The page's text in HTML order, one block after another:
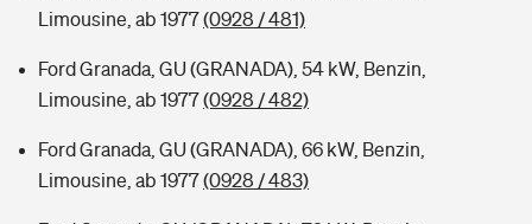
Limousine, ab 1977(0928 / 481)
Ford Granada, GU (GRANADA), 54 kW, Benzin,
Limousine, ab 1977(0928 / 482)
Ford Granada, GU (GRANADA), 66 kW, Benzin,
Limousine, ab 1977(0928 / 483)